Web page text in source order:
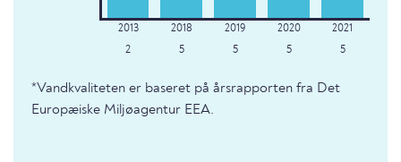
2 5 5 5 5
*Vandkvaliteten er baseret på årsrapporten fra Det
Europæiske Miljøagentur EEA.